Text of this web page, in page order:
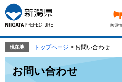
ー
ジ
の
頭
す。
ニ
ュ
ー
飛
現在地 トップページ > お問い合わせ
お問い合わせ